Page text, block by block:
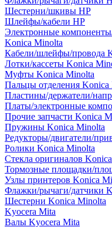
Шестерни/шкивы HP
Шлейфы/кабели HP
Электронные
Konica Minolta
Кабели/шлейфы/провода
Лотки/кассеты Konica
Муфты Konica Minolta
Пальцы отделения Konica
Пластины/держатели/
Платы/электронные
Прочие запчасти Konica
Пружины Konica Minolta
Редукторы/двигатели/
Ролики Konica Minolta
Стекла оригиналов
Тормозные площадки/
Узлы принтеров Konica
Флажки/рычаги/датчики
Шестерни Konica Minolta
Kyocera Mita
Валы Kyocera Mita